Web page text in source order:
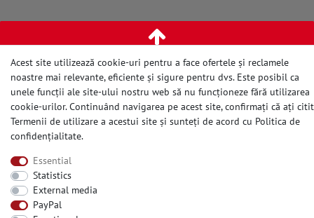
Acest site utilizează cookie-uri pentru a face ofertele și reclamele
noastre mai relevante, eficiente și sigure pentru dvs. Este posibil ca
unele funcții ale site-ului nostru web să nu funcționeze fără utilizarea
cookie-urilor. Continuând navigarea pe acest site, confirmați că ați citit
Termenii de utilizare a acestui site și sunteți de acord cu Politica de
confidențialitate.
Essential
Statistics
External media
PayPal